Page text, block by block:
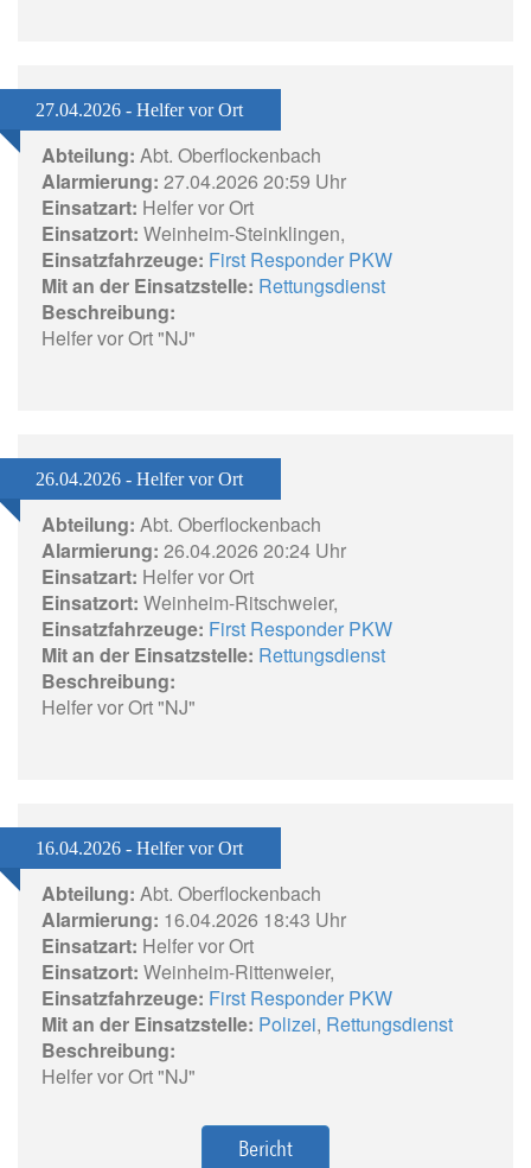
27.04.2026 - Helfer vor Ort
Abteilung: Abt. Oberflockenbach
Alarmierung: 27.04.2026 20:59 Uhr
Einsatzart: Helfer vor Ort
Einsatzort: Weinheim-Steinklingen,
Einsatzfahrzeuge: First Responder PKW
Mit an der Einsatzstelle: Rettungsdienst
Beschreibung:
Helfer vor Ort "NJ"
26.04.2026 - Helfer vor Ort
Abteilung: Abt. Oberflockenbach
Alarmierung: 26.04.2026 20:24 Uhr
Einsatzart: Helfer vor Ort
Einsatzort: Weinheim-Ritschweier,
Einsatzfahrzeuge: First Responder PKW
Mit an der Einsatzstelle: Rettungsdienst
Beschreibung:
Helfer vor Ort "NJ"
16.04.2026 - Helfer vor Ort
Abteilung: Abt. Oberflockenbach
Alarmierung: 16.04.2026 18:43 Uhr
Einsatzart: Helfer vor Ort
Einsatzort: Weinheim-Rittenweier,
Einsatzfahrzeuge: First Responder PKW
Mit an der Einsatzstelle: Polizei, Rettungsdienst
Beschreibung:
Helfer vor Ort "NJ"
Bericht